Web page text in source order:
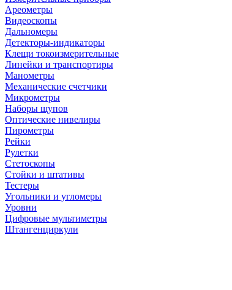
Ареометры
Видеоскопы
Дальномеры
Детекторы-индикаторы
Клещи токоизмерительные
Линейки и транспортиры
Манометры
Механические счетчики
Микрометры
Наборы щупов
Оптические нивелиры
Пирометры
Рейки
Рулетки
Стетоскопы
Стойки и штативы
Тестеры
Угольники и угломеры
Уровни
Цифровые мультиметры
Штангенциркули